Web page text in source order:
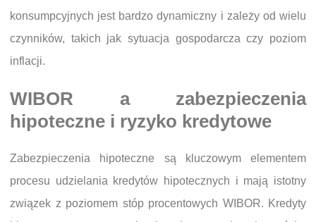
konsumpcyjnych jest bardzo dynamiczny i zależy od wielu
czynników, takich jak sytuacja gospodarcza czy poziom
inflacji.
WIBOR a zabezpieczenia
hipoteczne i ryzyko kredytowe
Zabezpieczenia hipoteczne są kluczowym elementem
procesu udzielania kredytów hipotecznych i mają istotny
związek z poziomem stóp procentowych WIBOR. Kredyty